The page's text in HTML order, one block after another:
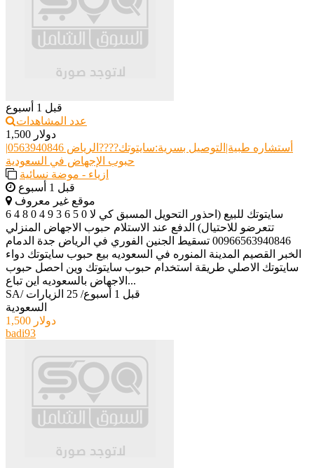
قبل 1 أسبوع
عدد المشاهدات
1,500 دولار
أستشاره طبية|التوصيل بسرية:سايتوتك????الرياض 0563940846|
حبوب الإجهاض في السعودية
ازياء - موضة نسائية
قبل 1 أسبوع
موقع غير معروف
6 4 8 0 4 9 3 6 5 0 سايتوتك للبيع (احذور التحويل المسبق كي لا
تتعرضو للاحتيال) الدفع عند الاستلام حبوب الاجهاض المنزلي
00966563940846 تسقيط الجنين الفوري في الرياض جدة الدمام
الخبر القصيم المدينة المنوره في السعوديه بيع حبوب سايتوتك دواء
سايتوتك الاصلي طريقة استخدام حبوب سايتوتك وين احصل حبوب
الاجهاض بالسعوديه اين تباع...
SA/ قبل 1 أسبوع / 25 الزيارات
السعودية
1,500 دولار
badi93